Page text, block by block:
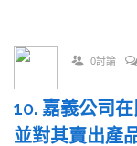
0討論
10. 嘉義公司
並對其賣出產